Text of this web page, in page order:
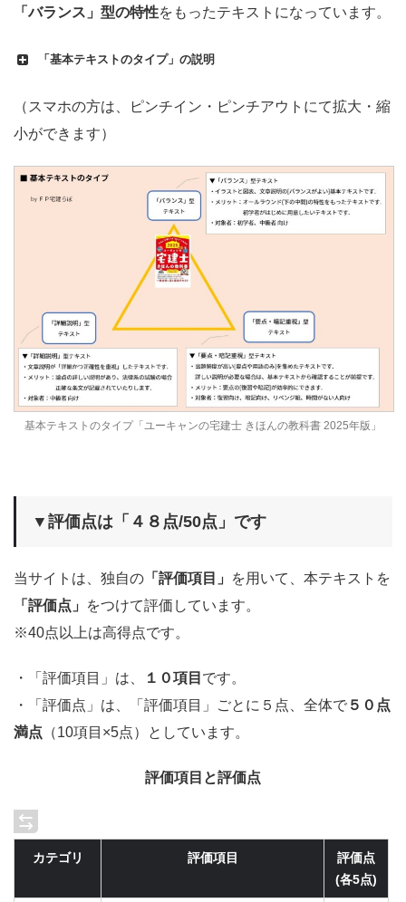
「バランス」型の特性をもったテキストになっています。
「基本テキストのタイプ」の説明
（スマホの方は、ピンチイン・ピンチアウトにて拡大・縮
小ができます）
基本テキストのタイプ「ユーキャンの宅建士 きほんの教科書 2025年版」
▼評価点は「４８点/50点」です
当サイトは、独自の 「評価項目」
を用いて、本テキストを
「評価点」
をつけて評価しています。
※40点以上は高得点です。
・「評価項目」は、 １０項目 です。
・「評価点」は、「評価項目」ごとに５点、全体で ５０点
満点 （10項目×5点）としています。
評価項目と評価点
カテゴリ 評価項目
評価点
(各5点)